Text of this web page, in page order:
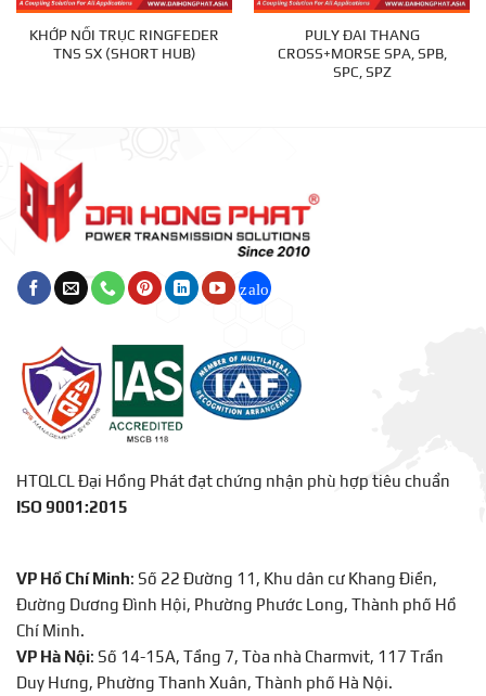
KHỚP NỐI TRỤC RINGFEDER
TNS SX (SHORT HUB)
PULY ĐAI THANG
CROSS+MORSE SPA, SPB,
SPC, SPZ
HTQLCL Đại Hồng Phát đạt chứng nhận phù hợp tiêu chuẩn
ISO 9001:2015
VP Hồ Chí Minh: Số 22 Đường 11, Khu dân cư Khang Điền,
Đường Dương Đình Hội, Phường Phước Long, Thành phố Hồ
Chí Minh.
VP Hà Nội: Số 14-15A, Tầng 7, Tòa nhà Charmvit, 117 Trần
Duy Hưng, Phường Thanh Xuân, Thành phố Hà Nội.